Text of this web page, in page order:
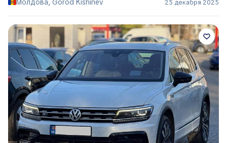
Молдова, Gorod Kishinëv
25 декабря 2025